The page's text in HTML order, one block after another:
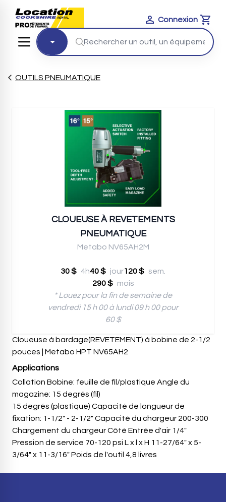
Connexion
Cart
OUTILS PNEUMATIQUE
CLOUEUSE À REVETEMENTS
PNEUMATIQUE
Metabo NV65AH2M
30 $ 4h40 $ jour120 $ sem.
290 $ mois
* Louez pour la fin de semaine de
vendredi 15 h 00 à lundi 09 h 00 pour
60 $
Cloueuse à bardage(REVETEMENT) à bobine de 2-1/2
pouces | Metabo HPT NV65AH2
Applications
Collation Bobine: feuille de fil/plastique Angle du
magazine: 15 degrés (fil)
15 degrés (plastique) Capacité de longueur de
fixation: 1-1/2" - 2-1/2" Capacité du chargeur 200-300
Chargement du chargeur Côté Entrée d'air 1/4"
Pression de service 70-120 psi L x l x H 11-27/64" x 5-
3/64" x 11-3/16" Poids de l'outil 4,8 livres